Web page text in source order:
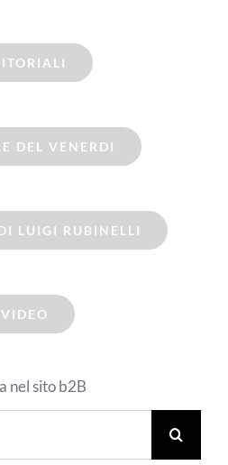
DEL VENERDI
LUIGI RUBINELLI
VIDEO
nel sito b2B